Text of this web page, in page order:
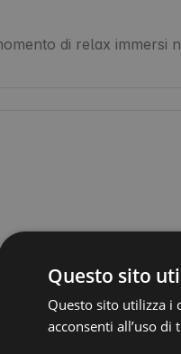
di relax immersi
Questo sito
Questo sito utilizza i
acconsenti all’uso